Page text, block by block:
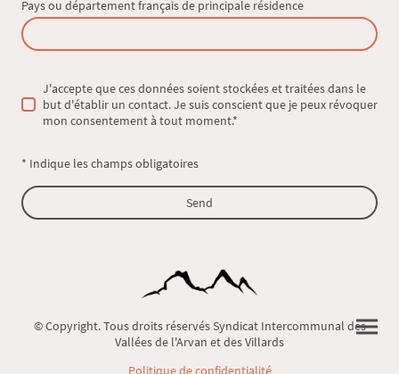
Pays ou département français de principale résidence
J'accepte que ces données soient stockées et traitées dans le
but d'établir un contact. Je suis conscient que je peux révoquer
mon consentement à tout moment.*
* Indique les champs obligatoires
Send
© Copyright. Tous droits réservés Syndicat Intercommunal des
Vallées de l'Arvan et des Villards
Politique de confidentialité